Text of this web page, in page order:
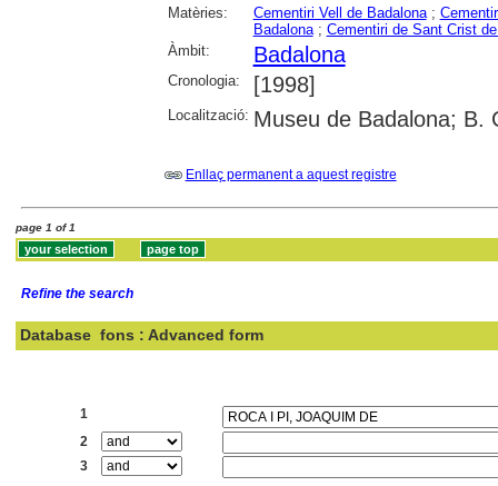
Matèries: Cementiri Vell de Badalona;
Badalona; Cementiri de Sant Crist
Àmbit:
Badalona
Cronologia: [1998]
Localització: Museu de Badalona; B.
Enllaç permanent a aquest registre
page 1 of 1
Refine the search
Database fons : Advanced form
1
2
3